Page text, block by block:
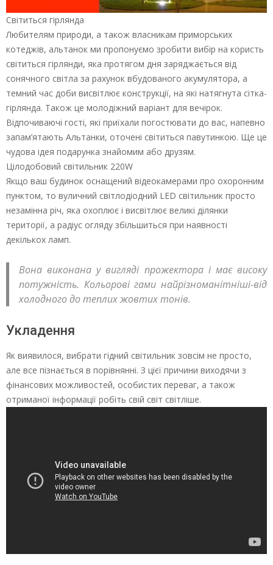
Світиться гірлянда
Любителям природи, а також власникам приморських
котеджів, альтанок ми пропонуємо зробити вибір на користь
світиться гірлянди, яка протягом дня заряджається від
сонячного світла за рахунок вбудованого акумулятора, а
темний час доби висвітлює конструкції, на які натягнута сітка-
гірлянда. Також це молодіжний варіант для вечірок.
Відпочиваючі гості, які приїхали погостювати до вас, напевно
запам’ятають Альтанки, оточені світиться павутинкою. Ще це
чудова ідея подарунка знайомим або друзям.
Цілодобовий світильник 220W
Якщо ваш будинок оснащений відеокамерами про охоронним
пунктом, то вуличний світлодіодний LED світильник просто
незамінна річ, яка охоплює і висвітлює великі ділянки
території, а радіус огляду збільшиться при наявності
декількох ламп.
Вона виконана у вигляді прожектора і має високу
потужність. Кольорові гами найрізноманітніші-від
холодного до теплих жовтих тонів.
Укладення
Як виявилося, вибрати гідний світильник зовсім не просто,
але все пізнається в порівнянні. З цієї причини виходячи з
фінансових можливостей, особистих переваг, а також
отриманої інформації робіть свій світ світліше.